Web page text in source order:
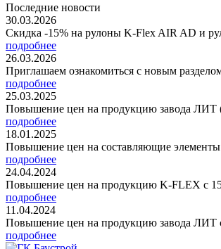
Последние новости
30.03.2026
Скидка -15% на рулоны K-Flex AIR AD и
подробнее
26.03.2026
Приглашаем ознакомиться с новым
подробнее
25.03.2025
Повышение цен на продукцию завода ЛИТ
подробнее
18.01.2025
Повышение цен на составляющие элементы
подробнее
24.04.2024
Повышение цен на продукцию K-FLEX с 15
подробнее
11.04.2024
Повышение цен на продукцию завода ЛИТ с
подробнее